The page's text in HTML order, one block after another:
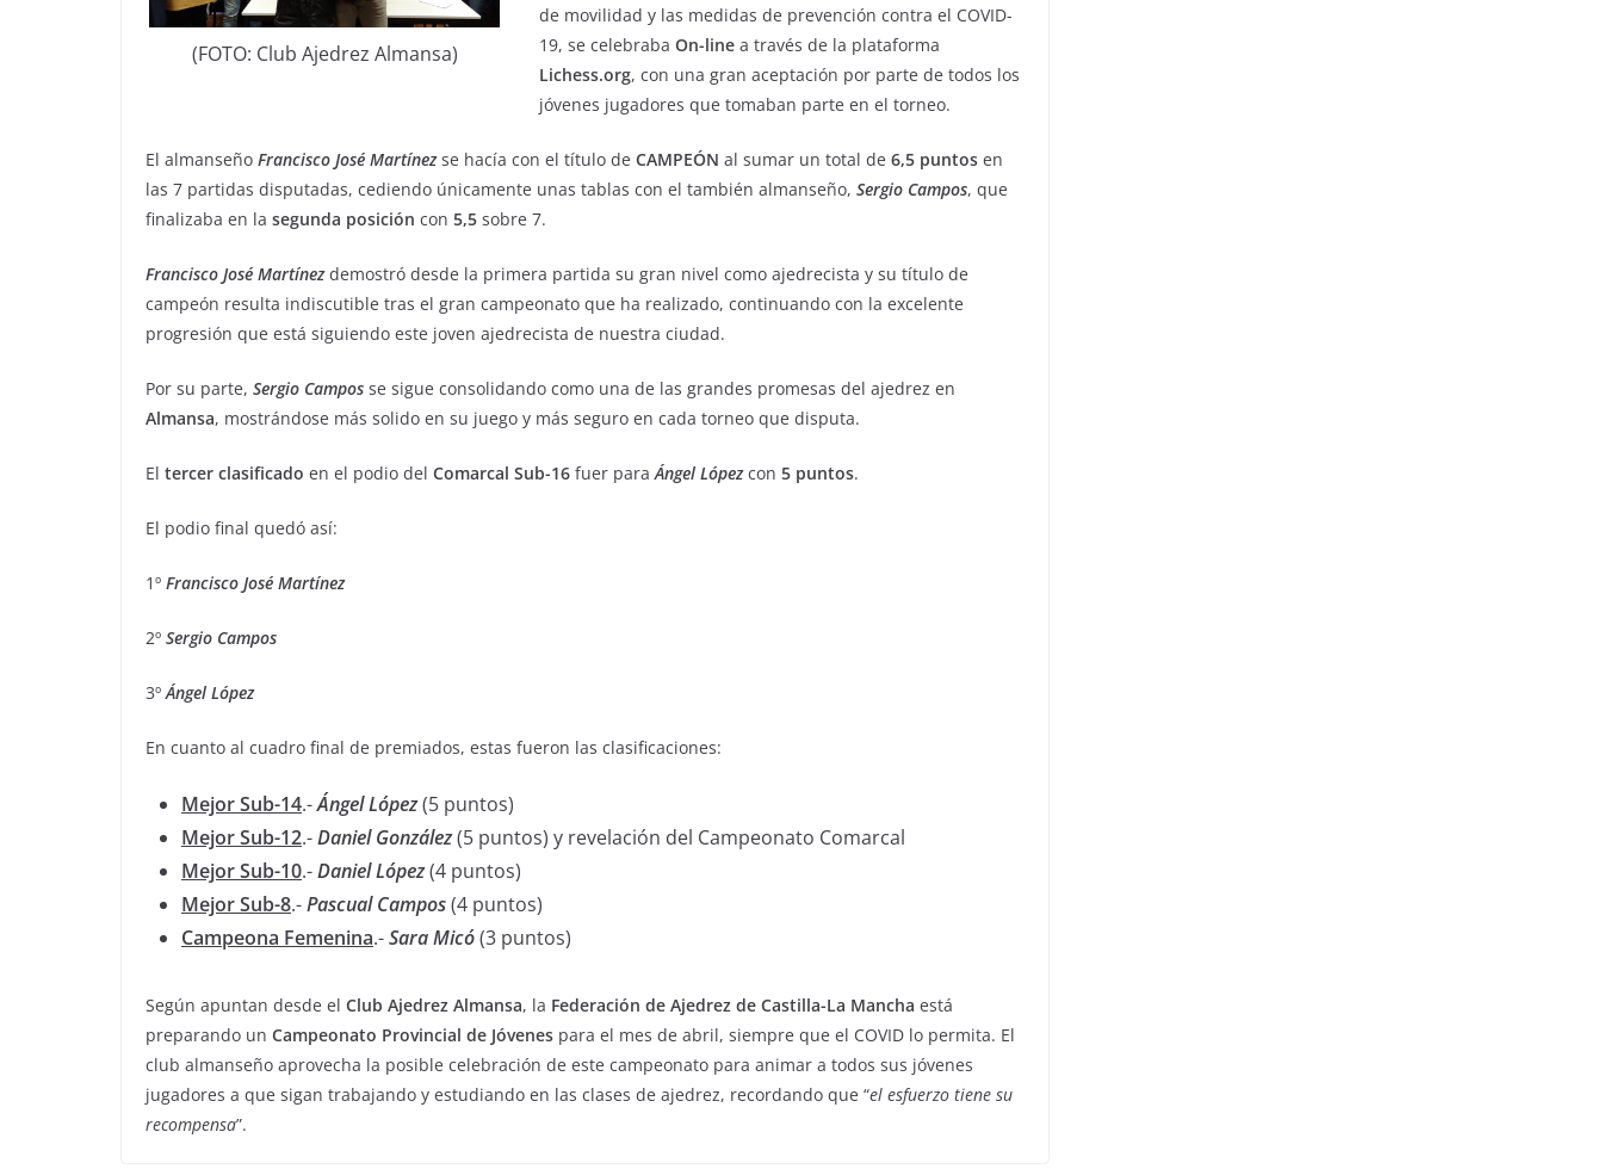
(FOTO: Club Ajedrez Almansa)
de movilidad y las medidas de prevención contra el COVID-
19, se celebraba On-line a través de la plataforma
Lichess.org, con una gran aceptación por parte de todos los
jóvenes jugadores que tomaban parte en el torneo.
El almanseño Francisco José Martínezse hacía con el título de CAMPEÓN al sumar un total de 6,5 puntos en
las 7 partidas disputadas, cediendo únicamente unas tablas con el también almanseño, Sergio Campos, que
finalizaba en la segunda posición con 5,5 sobre 7.
Francisco José Martínezdemostró desde la primera partida su gran nivel como ajedrecista y su título de
campeón resulta indiscutible tras el gran campeonato que ha realizado, continuando con la excelente
progresión que está siguiendo este joven ajedrecista de nuestra ciudad.
Por su parte, Sergio Campos se sigue consolidando como una de las grandes promesas del ajedrez en
Almansa, mostrándose más solido en su juego y más seguro en cada torneo que disputa.
El tercer clasificado en el podio del Comarcal Sub-16 fuer paraÁngel Lópezcon 5 puntos.
El podio final quedó así:
1º Francisco José Martínez
2º Sergio Campos
3ºÁngel López
En cuanto al cuadro final de premiados, estas fueron las clasificaciones:
Mejor Sub-14.-Ángel López(5 puntos)
Mejor Sub-12.-Daniel González(5 puntos) y revelación del Campeonato Comarcal
Mejor Sub-10.-Daniel López(4 puntos)
Mejor Sub-8.-Pascual Campos(4 puntos)
Campeona Femenina.-SaraMicó(3 puntos)
Según apuntan desde el Club Ajedrez Almansa, la Federación de Ajedrez de Castilla-La Mancha está
preparando un Campeonato Provincial de Jóvenes para el mes de abril, siempre que el COVID lo permita. El
club almanseño aprovecha la posible celebración de este campeonato para animar a todos sus jóvenes
jugadores a que sigan trabajando y estudiando en las clases de ajedrez, recordando que “el esfuerzo tiene su
recompensa”.